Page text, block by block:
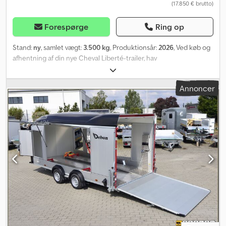
(17.850 € brutto)
Forespørge Ring op
Stand: ny, samlet vægt: 3.500 kg, Produktionsår:2026, Ved køb og
afhentning af din nye Cheval Liberté-trailer, hav
annoncenummeret klar, så vi kan aftale et køb over telefonen.
Neuss 02131 595 4218 Enkel og pålidelig proces garanteres!
Transporter heste sikkert og komfortabelt. Seneste model fås hos
os til en særlig pris. Et eksempel (ikke bindende): Ny model Cheval
Liberté Islandic. Har du brug for din nye Islandic hurtigt? Intet
problem, vi har forskellige modeller på lager! ISLANDIC (indre mål:
5040x2060x2060 mm) Til 5-6 små heste eller ponyer, diagonal
inddeling, aluminiumssider og -bund, PULLMAN-undervogn,
teleskopisk skillevæg eller skillevæg med gennemgående
stænger (1940 mm), sadelrum, totalvægt 3500 kg, sidegående
skydevinduer, Godkendt til 100 km/t, sidebespændingsstang.
Dedpfxezlbkls Ahtowa COC-køretøjsdokument tilgængeligt på
lager, inklusive alt. Pris fra lager, moms tillægges. Levering mod
forudbetaling er mulig fra 199 euro. Salg af nye varer efter aftale
om tidspunkt på stedet! Billeder er illustrative og kan vise
Annoncer